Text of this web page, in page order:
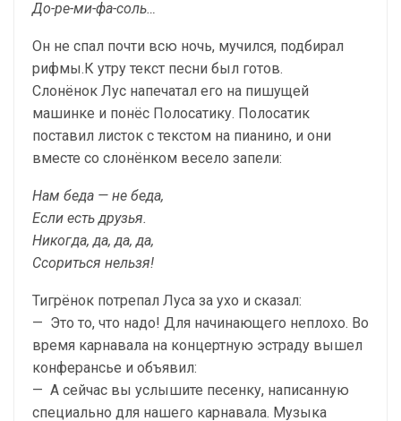
До-ре-ми-фа-соль…
Он не спал почти всю ночь, мучился, подбирал
рифмы.К утру текст песни был готов.
Слонёнок Лус напечатал его на пишущей
машинке и понёс Полосатику. Полосатик
поставил листок с тек­стом на пианино, и они
вместе со слонёнком весело запели:
Нам беда — не беда,
Если есть друзья.
Никогда, да, да, да,
Ссориться нельзя!
Тигрёнок потрепал Луса за ухо и сказал:
— Это то, что надо! Для начинающего неплохо. Во
время карнавала на концертную эстраду вышел
конферансье и объявил:
— А сейчас вы услышите песенку, написанную
спе­циально для нашего карнавала. Музыка